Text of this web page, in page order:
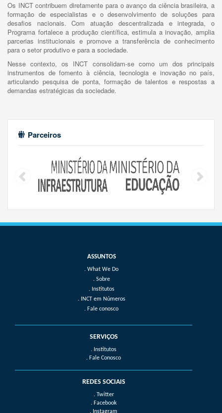
Os INCT contribuem diretamente para o avanço da ciência brasileira, a
formação de especialistas e o desenvolvimento de soluções para
desafios nacionais. Com atuação descentralizada e integrada, o
Programa fortalece a produção científica, estimula a inovação, amplia
parcerias institucionais e promove a transferência de conhecimento
para o setor produtivo e para a sociedade.
Nesse contexto, os INCT consolidam-se como um dos principais
instrumentos de fomento à ciência, tecnologia e inovação no país,
articulando pesquisa de ponta, formação de talentos e respostas a
demandas estratégicas da sociedade.
Parceiros
What We Do
Sobre
Institutos
INCT em Números
Fale conosco
SERVIÇOS
. Institutos
. Fale Conosco
REDES SOCIAIS
. Twitter
. Facebook
. Instagram